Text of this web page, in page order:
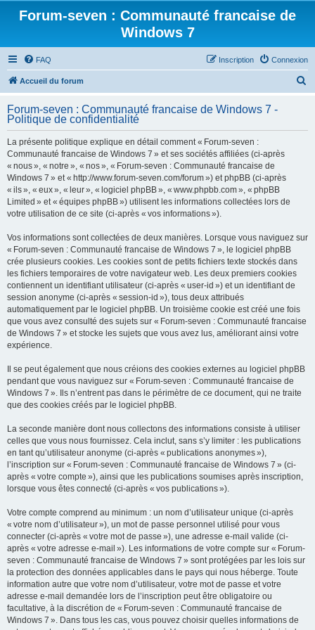
Forum-seven : Communauté francaise de
Windows 7
FAQ Connexion
Inscription
Accueil du forum
h
Forum-seven : Communauté francaise de Windows 7 -
Politique de confidentialité
La présente politique explique en détail comment « Forum-seven :
Communauté francaise de Windows 7 » et ses sociétés affiliées (ci-après
« nous », « notre », « nos », « Forum-seven : Communauté francaise de
Windows 7 » et « http://www.forum-seven.com/forum ») et phpBB (ci-après
« ils », « eux », « leur », « logiciel phpBB », « www.phpbb.com », « phpBB
Limited » et « équipes phpBB ») utilisent les informations collectées lors de
votre utilisation de ce site (ci-après « vos informations »).
Vos informations sont collectées de deux manières. Lorsque vous naviguez sur
« Forum-seven : Communauté francaise de Windows 7 », le logiciel phpBB
crée plusieurs cookies. Les cookies sont de petits fichiers texte stockés dans
les fichiers temporaires de votre navigateur web. Les deux premiers cookies
contiennent un identifiant utilisateur (ci-après « user-id ») et un identifiant de
session anonyme (ci-après « session-id »), tous deux attribués
automatiquement par le logiciel phpBB. Un troisième cookie est créé une fois
que vous avez consulté des sujets sur « Forum-seven : Communauté francaise
de Windows 7 » et stocke les sujets que vous avez lus, améliorant ainsi votre
expérience.
Il se peut également que nous créions des cookies externes au logiciel phpBB
pendant que vous naviguez sur « Forum-seven : Communauté francaise de
Windows 7 ». Ils n’entrent pas dans le périmètre de ce document, qui ne traite
que des cookies créés par le logiciel phpBB.
La seconde manière dont nous collectons des informations consiste à utiliser
celles que vous nous fournissez. Cela inclut, sans s’y limiter : les publications
en tant qu’utilisateur anonyme (ci-après « publications anonymes »),
l’inscription sur « Forum-seven : Communauté francaise de Windows 7 » (ci-
après « votre compte »), ainsi que les publications soumises après inscription,
lorsque vous êtes connecté (ci-après « vos publications »).
Votre compte comprend au minimum : un nom d’utilisateur unique (ci-après
« votre nom d’utilisateur »), un mot de passe personnel utilisé pour vous
connecter (ci-après « votre mot de passe »), une adresse e-mail valide (ci-
après « votre adresse e-mail »). Les informations de votre compte sur « Forum-
seven : Communauté francaise de Windows 7 » sont protégées par les lois sur
la protection des données applicables dans le pays qui nous héberge. Toute
information autre que votre nom d’utilisateur, votre mot de passe et votre
adresse e-mail demandée lors de l’inscription peut être obligatoire ou
facultative, à la discrétion de « Forum-seven : Communauté francaise de
Windows 7 ». Dans tous les cas, vous pouvez choisir quelles informations de